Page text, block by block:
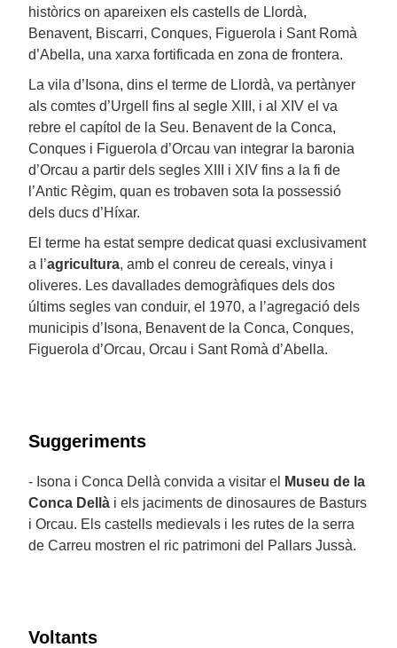
històrics on apareixen els castells de Llordà,
Benavent, Biscarri, Conques, Figuerola i Sant Romà
d’Abella, una xarxa fortificada en zona de frontera.
La vila d’Isona, dins el terme de Llordà, va pertànyer
als comtes d’Urgell fins al segle XIII, i al XIV el va
rebre el capítol de la Seu. Benavent de la Conca,
Conques i Figuerola d’Orcau van integrar la baronia
d’Orcau a partir dels segles XIII i XIV fins a la fi de
l’Antic Règim, quan es trobaven sota la possessió
dels ducs d’Híxar.
El terme ha estat sempre dedicat quasi exclusivament
a l’agricultura, amb el conreu de cereals, vinya i
oliveres. Les davallades demogràfiques dels dos
últims segles van conduir, el 1970, a l’agregació dels
municipis d’Isona, Benavent de la Conca, Conques,
Figuerola d’Orcau, Orcau i Sant Romà d’Abella.
Suggeriments
- Isona i Conca Dellà convida a visitar el
Museu de la
Conca Dellà i els jaciments de dinosaures de Basturs
i Orcau. Els castells medievals i les rutes de la serra
de Carreu mostren el ric patrimoni del Pallars Jussà.
Voltants